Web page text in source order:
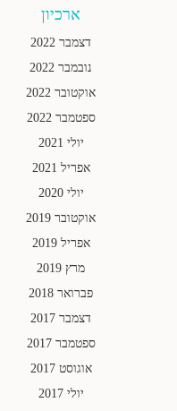
ארכיון
דצמבר 2022
נובמבר 2022
אוקטובר 2022
ספטמבר 2022
יולי 2021
אפריל 2021
יולי 2020
אוקטובר 2019
אפריל 2019
מרץ 2019
פברואר 2018
דצמבר 2017
ספטמבר 2017
אוגוסט 2017
יולי 2017